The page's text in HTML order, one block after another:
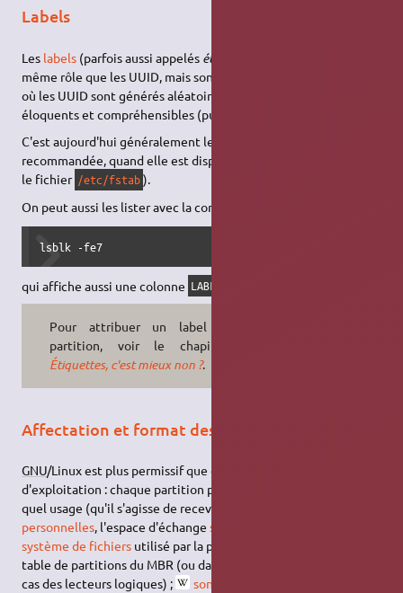
Labels
Les labels (parfois aussi appelés étiquettes
même rôle que les UUID, mais sont attribués manuellement (là
où les UUID sont générés aléatoirement). Ils sont donc plus
éloquents et compréhensibles (puisqu'on choisit les noms).
C'est aujourd'hui généralement le méthode de dénomination
recommandée, quand elle est disponible (ce qui est le cas dans
le fichier /etc/fstab ).
On peut aussi les lister avec la commande
lsblk -fe7
qui affiche aussi une colonne LABEL
Pour attribuer un label à une
partition, voir le chapitre
Étiquettes, c'est mieux non ?.
Affectation et format des partitions
GNU/Linux est plus permissif que d'autres systèmes
d'exploitation : chaque partition peut être affectée à n'importe
quel usage (qu'il s'agisse de recevoir le système, les
personnelles, l'espace d'échangeswap
système de fichiers utilisé par la partition est renseigné dans la
table de partitions du MBR (ou dans la table de l'EBR, dans le
cas des lecteurs logiques) ;
son identifiant est stocké